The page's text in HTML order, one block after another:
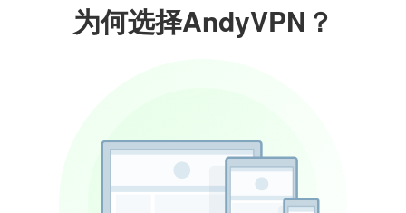
为何选择AndyVPN？